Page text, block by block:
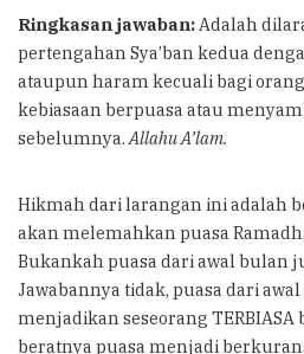
Ringkasan jawaban:Adalah
pertengahan Sya’ban kedua
ataupun haram kecuali bagi
kebiasaan berpuasa atau
sebelumnya.Allahu A’lam.
Hikmah dari larangan ini adalah
akan melemahkan puasa
Bukankah puasa dari awal bulan
Jawabannya tidak, puasa dari awal
menjadikan seseorang
beratnya puasa menjadi